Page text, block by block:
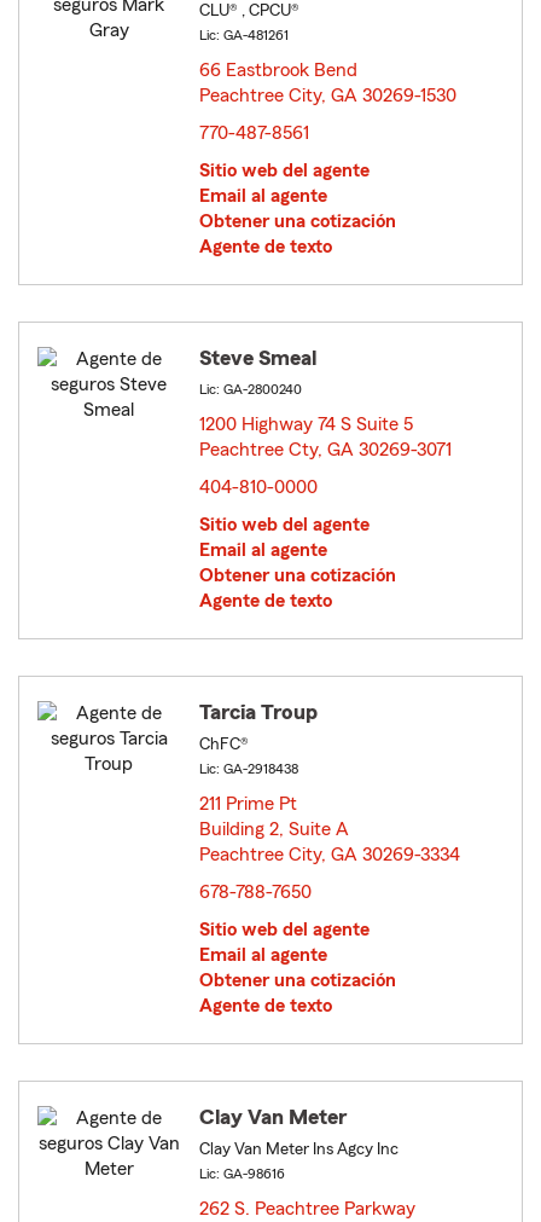
CLU® , CPCU®
Lic: GA-481261
66 Eastbrook Bend
Peachtree City, GA 30269-1530
770-487-8561
Sitio web del agente
Email al agente
Obtener una cotización
Agente de texto
Steve Smeal
Lic: GA-2800240
1200 Highway 74 S Suite 5
Peachtree Cty, GA 30269-3071
404-810-0000
Sitio web del agente
Email al agente
Obtener una cotización
Agente de texto
Tarcia Troup
ChFC®
Lic: GA-2918438
211 Prime Pt
Building 2, Suite A
Peachtree City, GA 30269-3334
678-788-7650
Sitio web del agente
Email al agente
Obtener una cotización
Agente de texto
Clay Van Meter
Clay Van Meter Ins Agcy Inc
Lic: GA-98616
262 S. Peachtree Parkway